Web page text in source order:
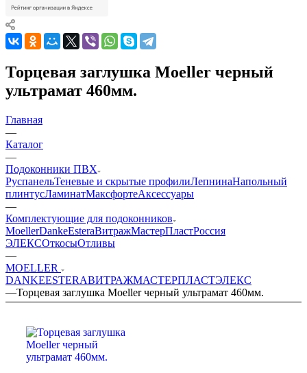
Торцевая заглушка Moeller черный
ультрамат 460мм.
Главная
—
Каталог
—
Подоконники ПВХ
РуспанельТеневые и скрытые профилиЛепнинаНапольный
плинтусЛаминатМаксфортеАксессуары
—
Комплектующие для подоконников
MoellerDankeEsteraВитражМастерПластРоссия
ЭЛЕКСОткосыОтливы
—
MOELLER
DANKEESTERAВИТРАЖМАСТЕРПЛАСТЭЛЕКС
—Торцевая заглушка Moeller черный ультрамат 460мм.